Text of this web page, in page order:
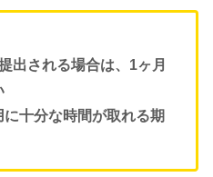
出される場合は、1ヶ月
に十分な時間が取れる期